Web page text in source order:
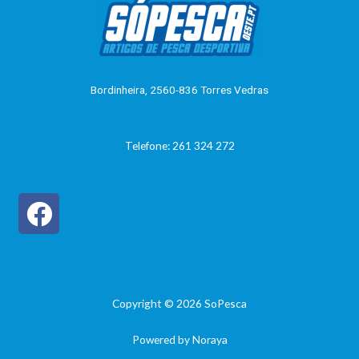
Bordinheira, 2560-836 Torres Vedras
Telefone: 261 324 272
Copyright © 2026 SoPesca
Powered by Noraya